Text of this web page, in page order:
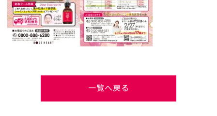
一覧へ戻る